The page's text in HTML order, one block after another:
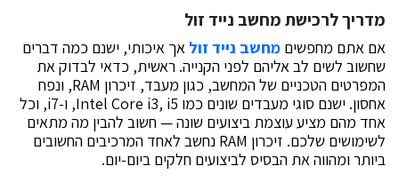
מדריך לרכישת מחשב נייד זול
אם אתם מחפשים מחשב נייד זול אך איכותי, ישנם כמה דברים
שחשוב לשים לב אליהם לפני הקנייה. ראשית, כדאי לבדוק את
המפרטים הטכניים של המחשב, כגון מעבד, זיכרון RAM, ונפח
אחסון. ישנם סוגי מעבדים שונים כמו Intel Core i3, i5, ו-i7, וכל
אחד מהם מציע עוצמת ביצועים שונה — חשוב להבין מה מתאים
לשימושים שלכם. זיכרון RAM נחשב לאחד המרכיבים החשובים
ביותר ומהווה את הבסיס לביצועים חלקים ביום-יום.